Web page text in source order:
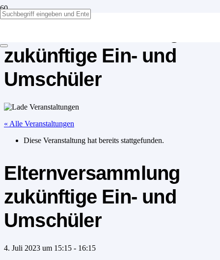
zukünftige Ein- und
Umschüler
« Alle Veranstaltungen
Diese Veranstaltung hat bereits stattgefunden.
Elternversammlung
zukünftige Ein- und
Umschüler
4. Juli 2023 um 15:15 - 16:15